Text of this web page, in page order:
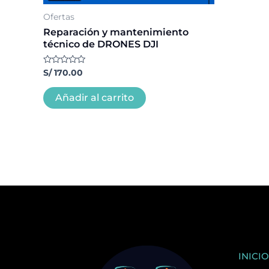
Ofertas
Reparación y mantenimiento
técnico de DRONES DJI
Valorado
con
de
5
S/170.00
Añadir al carrito
INICIO